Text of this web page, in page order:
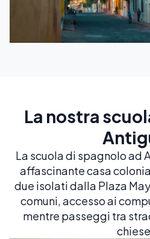
La nostra
La scuola di spagnolo ad
affascinante casa
due isolati dalla Plaza
comuni, accesso ai
mentre passeggi tra